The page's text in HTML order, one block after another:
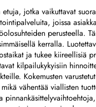
jotka vaikuttavat
joissa
perusteella.
kerralla.
ja tukee kiireellisiä
kilpailukykyisiin
Kokemusten
vähentää viallisten